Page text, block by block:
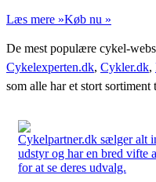
Læs mere »Køb nu »
De mest populære cykel-
Cykelexperten.dk, Cykler.dk,
som alle har et stort sortiment
Cykelpartner.dk sælger alt
udstyr og har en bred vifte
for at se deres udvalg.